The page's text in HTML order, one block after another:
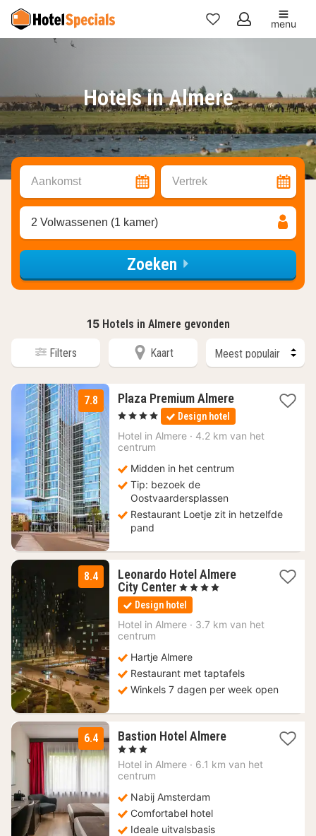
Mijn
menu
Hotels in Almere
Aankomst Vertrek
2 Volwassenen (1 kamer)
Zoeken
15 Hotels in Almere gevonden
Filters Kaart
7.8 Plaza Premium Almere1
nacht
vanaf
149,27
, 4 Sterren Design hotel
Hotel in Almere · 4.2 km van het
centrum
Midden in het centrum
Tip: bezoek de
Oostvaardersplassen
Restaurant Loetje zit in hetzelfde
pand
8.4
Leonardo Hotel Almere
City Center 1
nacht
vanaf
98,87
, 4 Sterren
Design hotel
Hotel in Almere · 3.7 km van het
centrum
Hartje Almere
Restaurant met taptafels
Winkels 7 dagen per week open
6.4 Bastion Hotel Almere1
vanaf
, 3 Sterren
Hotel in Almere · 6.1 km van het
centrum
Nabij Amsterdam
Comfortabel hotel
Ideale uitvalsbasis